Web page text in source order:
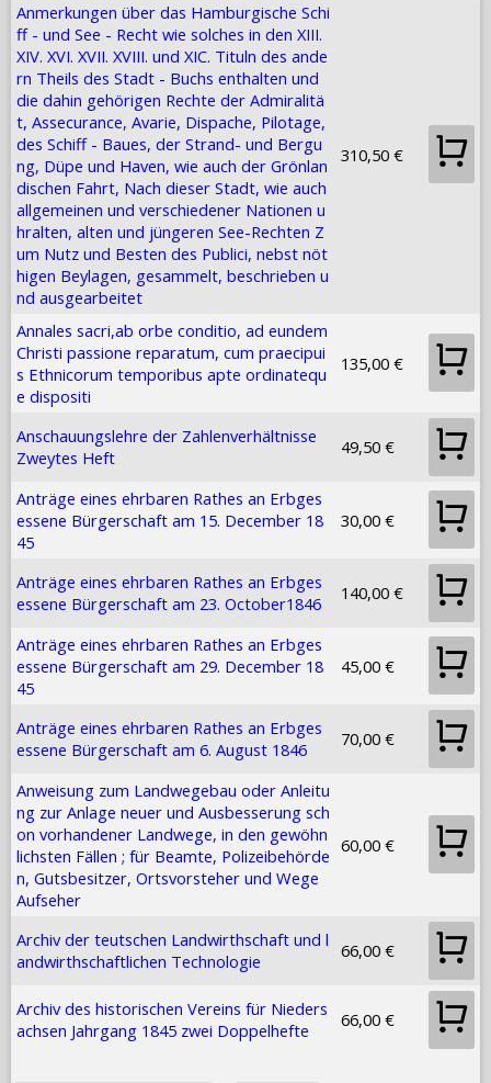
Anmerkungen über das Hamburgische Schi
ff - und See - Recht wie solches in den XIII.
XIV. XVI. XVII. XVIII. und XIC. Tituln des ande
rn Theils des Stadt - Buchs enthalten und
die dahin gehörigen Rechte der Admiralitä
t, Assecurance, Avarie, Dispache, Pilotage,
des Schiff - Baues, der Strand- und Bergu
ng, Düpe und Haven, wie auch der Grönlan
dischen Fahrt, Nach dieser Stadt, wie auch
allgemeinen und verschiedener Nationen u
hralten, alten und jüngeren See-Rechten Z
um Nutz und Besten des Publici, nebst nöt
higen Beylagen, gesammelt, beschrieben u
nd ausgearbeitet
310,50 €
Annales sacri,ab orbe conditio, ad eundem
Christi passione reparatum, cum praecipui
s Ethnicorum temporibus apte ordinatequ
e dispositi
135,00 €
Anschauungslehre der Zahlenverhältnisse
Zweytes Heft
49,50 €
Anträge eines ehrbaren Rathes an Erbges
essene Bürgerschaft am 15. December 18
45
30,00 €
Anträge eines ehrbaren Rathes an Erbges
essene Bürgerschaft am 23. October1846
140,00 €
Anträge eines ehrbaren Rathes an Erbges
essene Bürgerschaft am 29. December 18
45
45,00 €
Anträge eines ehrbaren Rathes an Erbges
essene Bürgerschaft am 6. August 1846
70,00 €
Anweisung zum Landwegebau oder Anleitu
ng zur Anlage neuer und Ausbesserung sch
on vorhandener Landwege, in den gewöhn
lichsten Fällen ; für Beamte, Polizeibehörde
n, Gutsbesitzer, Ortsvorsteher und Wege
Aufseher
60,00 €
Archiv der teutschen Landwirthschaft und l
andwirthschaftlichen Technologie
66,00 €
Archiv des historischen Vereins für Nieders
achsen Jahrgang 1845 zwei Doppelhefte
66,00 €